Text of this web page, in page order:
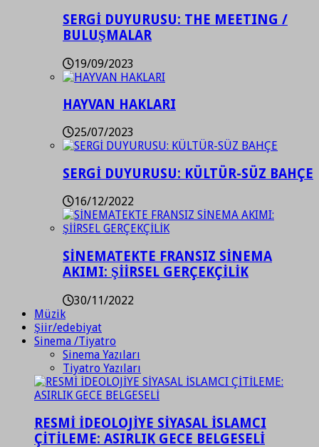
SERGİ DUYURUSU: THE MEETING /
BULUŞMALAR
19/09/2023
HAYVAN HAKLARI
25/07/2023
SERGİ DUYURUSU: KÜLTÜR-SÜZ BAHÇE
16/12/2022
SİNEMATEKTE FRANSIZ SİNEMA
AKIMI: ŞİİRSEL GERÇEKÇİLİK
30/11/2022
Müzik
Şiir/edebiyat
Sinema /Tiyatro
Sinema Yazıları
Tiyatro Yazıları
RESMİ İDEOLOJİYE SİYASAL İSLAMCI
ÇİTİLEME: ASIRLIK GECE BELGESELİ